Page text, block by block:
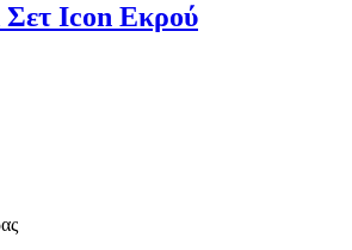
Σετ Icon Εκρού